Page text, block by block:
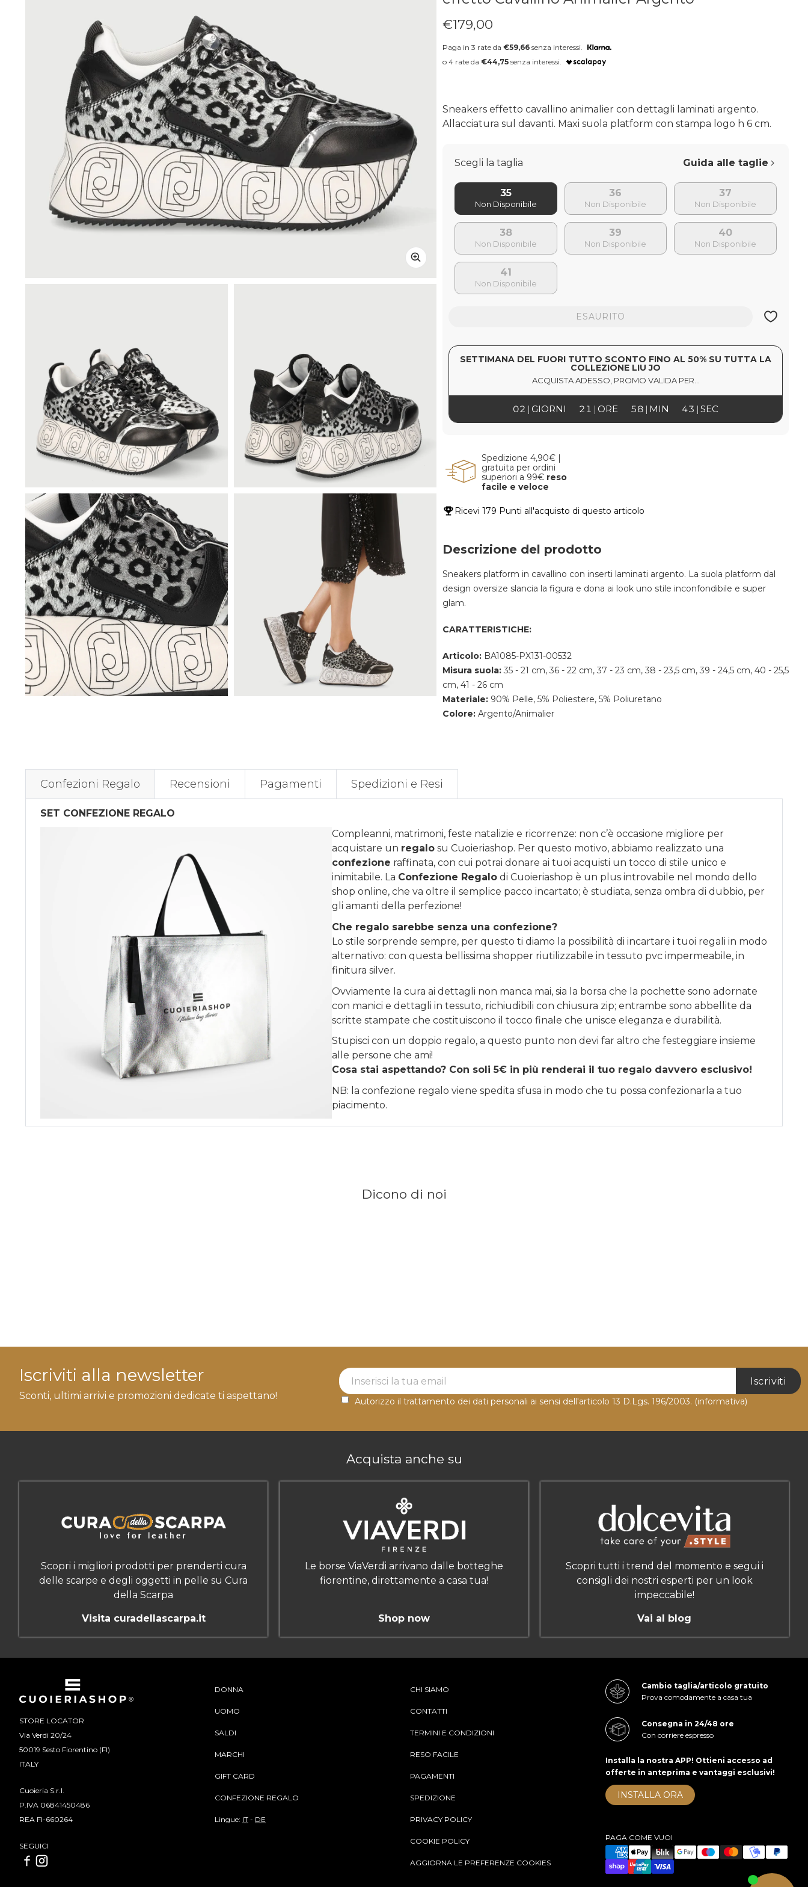
Prezzo regolare
€179,00
Paga in 3 rate da €59,66 senza interessi.
o 4 rate da €44,75 senza interessi.
Sneakers effetto cavallino animalier con dettagli laminati argento.
Allacciatura sul davanti. Maxi suola platform con stampa logo h 6 cm.
Scegli la taglia Guida alle taglie
35 36 37
38 39 40
41
ESAURITO
SETTIMANA DEL FUORI TUTTO SCONTO FINO AL 50% SU TUTTA LA
COLLEZIONE LIU JO
ACQUISTA ADESSO, PROMO VALIDA PER...
02 21 58 43
GIORNI ORE MIN SEC
Spedizione 4,90€ |
gratuita per ordini
superiori a 99€ reso
facile e veloce
Ricevi 179 Punti all'acquisto di questo articolo
Descrizione del prodotto
Sneakers platform in cavallino con inserti laminati argento. La suola platform dal
design oversize slancia la figura e dona ai look uno stile inconfondibile e super
glam.
CARATTERISTICHE:
Articolo: BA1085-PX131-00532
Misura suola: 35 - 21 cm, 36 - 22 cm, 37 - 23 cm, 38 - 23,5 cm, 39 - 24,5 cm, 40 - 25,5
cm, 41 - 26 cm
Materiale: 90% Pelle, 5% Poliestere, 5% Poliuretano
Colore: Argento/Animalier
Confezioni Regalo Recensioni Pagamenti Spedizioni e Resi
SET CONFEZIONE REGALO
Compleanni, matrimoni, feste natalizie e ricorrenze: non c’è occasione migliore per
acquistare un regalo su Cuoieriashop. Per questo motivo, abbiamo realizzato una
confezione raffinata, con cui potrai donare ai tuoi acquisti un tocco di stile unico e
inimitabile. La Confezione Regalo di Cuoieriashop è un plus introvabile nel mondo dello
shop online, che va oltre il semplice pacco incartato; è studiata, senza ombra di dubbio, per
gli amanti della perfezione!
Che regalo sarebbe senza una confezione?
Lo stile sorprende sempre, per questo ti diamo la possibilità di incartare i tuoi regali in modo
alternativo: con questa bellissima shopper riutilizzabile in tessuto pvc impermeabile, in
finitura silver.
Ovviamente la cura ai dettagli non manca mai, sia la borsa che la pochette sono adornate
con manici e dettagli in tessuto, richiudibili con chiusura zip; entrambe sono abbellite da
scritte stampate che costituiscono il tocco finale che unisce eleganza e durabilità.
Stupisci con un doppio regalo, a questo punto non devi far altro che festeggiare insieme
alle persone che ami!
Cosa stai aspettando? Con soli 5€ in più renderai il tuo regalo davvero esclusivo!
NB: la confezione regalo viene spedita sfusa in modo che tu possa confezionarla a tuo
piacimento.
Dicono di noi
Iscriviti alla newsletter
Sconti, ultimi arrivi e promozioni dedicate ti aspettano!
Newsletter Label
Iscriviti
Autorizzo il trattamento dei dati personali ai sensi dell'articolo 13 D.Lgs. 196/2003. (informativa)
Acquista anche su
Scopri i migliori prodotti per prenderti cura
delle scarpe e degli oggetti in pelle su Cura
della Scarpa
Visita curadellascarpa.it
Le borse ViaVerdi arrivano dalle botteghe
fiorentine, direttamente a casa tua!
Shop now
Scopri tutti i trend del momento e segui i
consigli dei nostri esperti per un look
impeccabile!
Vai al blog
STORE LOCATOR
Via Verdi 20/24
50019 Sesto Fiorentino (FI)
ITALY
Cuoieria S.r.l.
P.IVA 06841450486
REA FI-660264
SEGUICI
DONNA
UOMO
SALDI
MARCHI
GIFT CARD
CONFEZIONE REGALO
Lingue: IT - DE
CHI SIAMO
CONTATTI
TERMINI E CONDIZIONI
RESO FACILE
PAGAMENTI
SPEDIZIONE
PRIVACY POLICY
COOKIE POLICY
AGGIORNA LE PREFERENZE COOKIES
Cambio taglia/articolo gratuito
Prova comodamente a casa tua
Consegna in 24/48 ore
Con corriere espresso
Installa la nostra APP! Ottieni accesso ad
offerte in anteprima e vantaggi esclusivi!
INSTALLA ORA
PAGA COME VUOI